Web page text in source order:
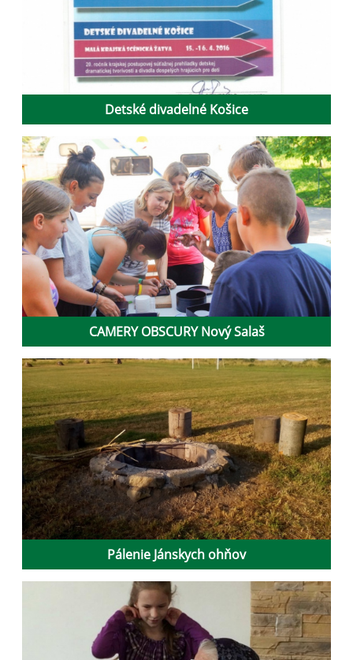
Detské divadelné Košice
CAMERY OBSCURY Nový Salaš
Pálenie Jánskych ohňov